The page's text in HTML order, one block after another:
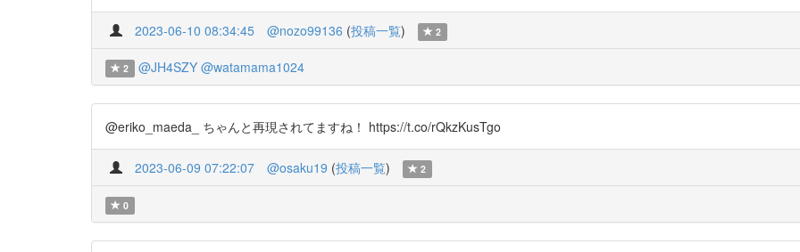
2023-06-10 08:34:45 @nozo99136 (投稿一覧) 2
2 @JH4SZY @watamama1024
@eriko_maeda_ ちゃんと再現されてますね！ https://t.co/rQkzKusTgo
2023-06-09 07:22:07 @osaku19 (投稿一覧) 2
0